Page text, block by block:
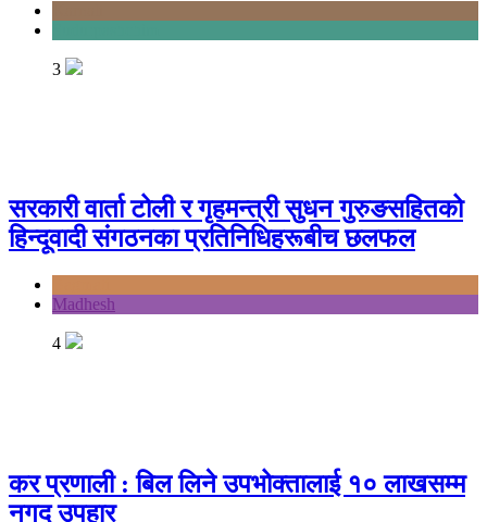
3
सरकारी वार्ता टोली र गृहमन्त्री सुधन गुरुङसहितको
हिन्दूवादी संगठनका प्रतिनिधिहरूबीच छलफल
Madhesh
4
कर प्रणाली : बिल लिने उपभोक्तालाई १० लाखसम्म
नगद उपहार